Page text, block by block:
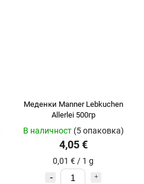
Меденки Manner Lebkuchen
Allerlei 500гр
В наличност (5 опаковка)
4,05 €
0,01 € / 1 g